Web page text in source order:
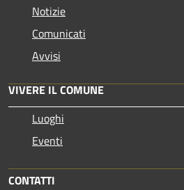
Notizie
Comunicati
Avvisi
VIVERE IL COMUNE
Luoghi
Eventi
CONTATTI